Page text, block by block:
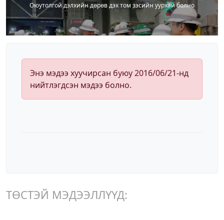
Оюутолгой дэлхийн дөрөв дэх том зэсийн уурхай болно
Энэ мэдээ хуучирсан буюу 2016/06/21-нд
нийтлэгдсэн мэдээ болно.
ТӨСТЭЙ МЭДЭЭЛЛҮҮД: